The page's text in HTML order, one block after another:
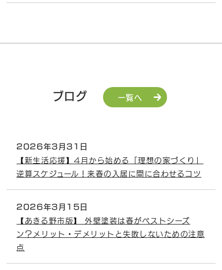
ブログ 一覧へ
2026年3月31日
【新生活応援】4月から始める「理想の家づくり」
逆算スケジュール！来春の入居に間に合わせるコツ
2026年3月15日
【あきる野市版】 外壁塗装は春がベストシーズ
ン？メリット・デメリットと失敗しないための注意
点